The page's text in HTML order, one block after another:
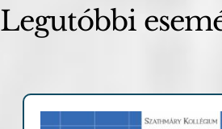
Legutóbbi